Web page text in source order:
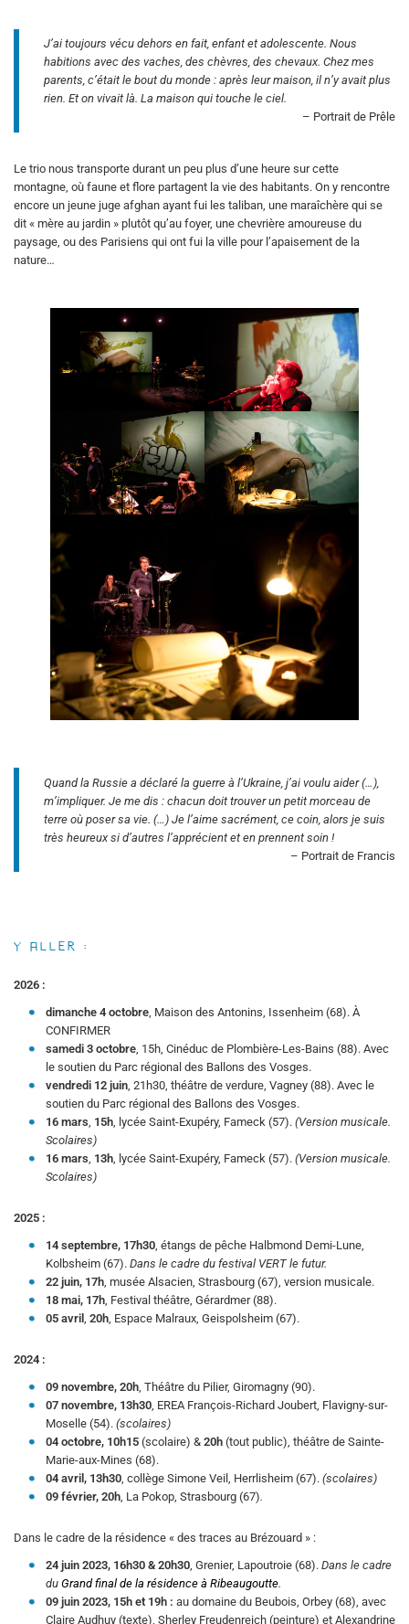
J’ai toujours vécu dehors en fait, enfant et adolescente. Nous
habitions avec des vaches, des chèvres, des chevaux. Chez mes
parents, c’était le bout du monde : après leur maison, il n’y avait plus
rien. Et on vivait là. La maison qui touche le ciel.
– Portrait de Prêle
Le trio nous transporte durant un peu plus d’une heure sur cette
montagne, où faune et flore partagent la vie des habitants. On y rencontre
encore un jeune juge afghan ayant fui les taliban, une maraîchère qui se
dit « mère au jardin » plutôt qu’au foyer, une chevrière amoureuse du
paysage, ou des Parisiens qui ont fui la ville pour l’apaisement de la
nature…
Quand la Russie a déclaré la guerre à l’Ukraine, j’ai voulu aider (…),
m’impliquer. Je me dis : chacun doit trouver un petit morceau de
terre où poser sa vie. (…) Je l’aime sacrément, ce coin, alors je suis
très heureux si d’autres l’apprécient et en prennent soin !
– Portrait de Francis
Y aller :
2026 :
dimanche 4 octobre , Maison des Antonins, Issenheim (68). À
CONFIRMER
samedi 3 octobre , 15h, Cinéduc de Plombière-Les-Bains (88). Avec
le soutien du Parc régional des Ballons des Vosges.
vendredi 12 juin , 21h30, théâtre de verdure, Vagney (88). Avec le
soutien du Parc régional des Ballons des Vosges.
16 mars 15h , lycée Saint-Exupéry, Fameck (57). (Version musicale.
Scolaires)
16 mars 13h , lycée Saint-Exupéry, Fameck (57). (Version musicale.
Scolaires)
2025 :
14 septembre, 17h30 , étangs de pêche Halbmond Demi-Lune,
Kolbsheim (67). Dans le cadre du festival VERT le futur.
22 juin, 17h , musée Alsacien, Strasbourg (67), version musicale.
18 mai, 17h , Festival théâtre, Gérardmer (88).
05 avril 20h , Espace Malraux, Geispolsheim (67).
2024 :
09 novembre, 20h , Théâtre du Pilier, Giromagny (90).
07 novembre, 13h30 , EREA François-Richard Joubert, Flavigny-sur-
Moselle (54). (scolaires)
04 octobre, 10h15 (scolaire) & 20h (tout public), théâtre de Sainte-
Marie-aux-Mines (68).
04 avril, 13h30 , collège Simone Veil, Herrlisheim (67). (scolaires)
09 février, 20h , La Pokop, Strasbourg (67).
Dans le cadre de la résidence « des traces au Brézouard » :
24 juin 2023, 16h30 & 20h30 , Grenier, Lapoutroie (68). Dans le cadre
du Grand final de la résidence à Ribeaugoutte.
09 juin 2023, 15h et 19h : au domaine du Beubois, Orbey (68), avec
Claire Audhuy (texte), Sherley Freudenreich (peinture) et Alexandrine